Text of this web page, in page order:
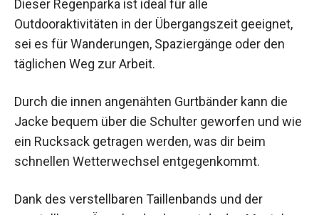
Dieser Regenparka ist ideal für alle
Outdooraktivitäten in der Übergangszeit geeignet,
sei es für Wanderungen, Spaziergänge oder den
täglichen Weg zur Arbeit.
Durch die innen angenähten Gurtbänder kann die
Jacke bequem über die Schulter geworfen und
wie ein Rucksack getragen werden, was dir beim
schnellen Wetterwechsel entgegenkommt.
Dank des verstellbaren Taillenbands und der